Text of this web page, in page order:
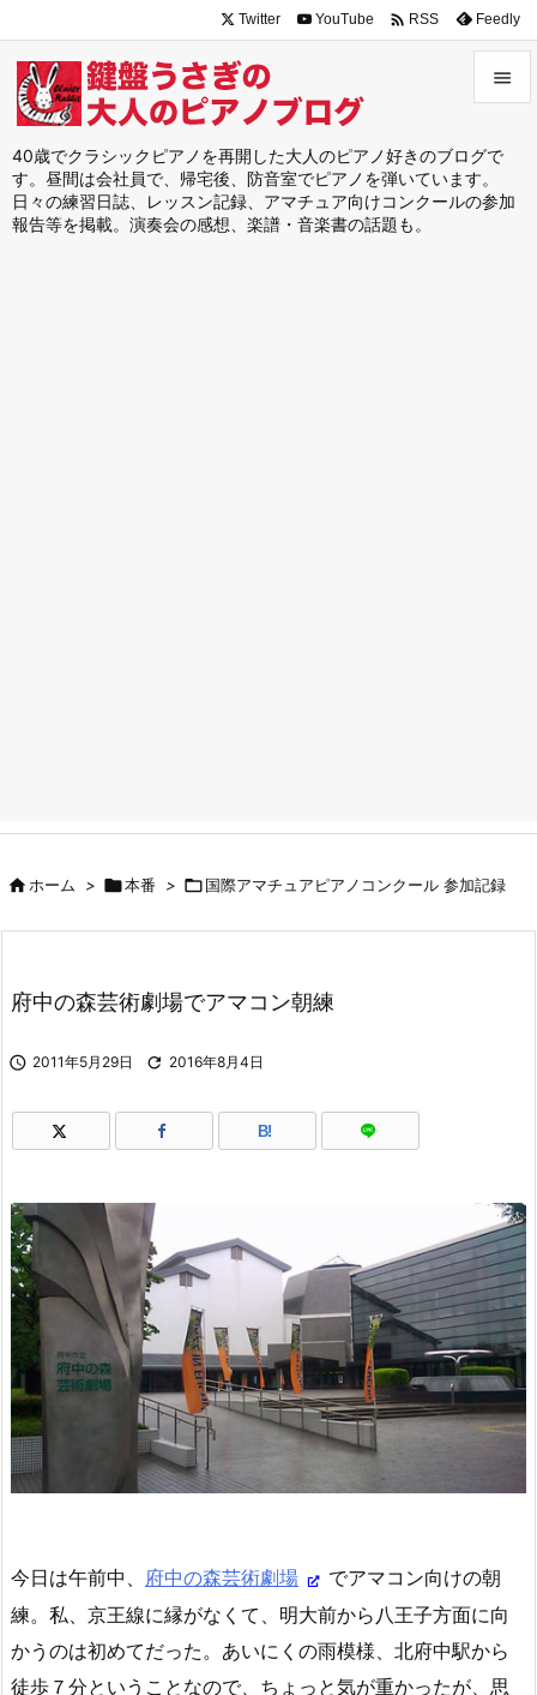
40歳でクラシックピアノを再開した大人のピアノ好きのブログで
す。昼間は会社員で、帰宅後、防音室でピアノを弾いています。
日々の練習日誌、レッスン記録、アマチュア向けコンクールの参加
報告等を掲載。演奏会の感想、楽譜・音楽書の話題も。

メニュ

サイド
Twitter YouTube  RSS Feedly
ホーム > 本番 > 国際アマチュアピアノコンクール 参加記録
府中の森芸術劇場でアマコン朝練
 2011年5月29日  2016年8月4日
B!
今日は午前中、 府中の森芸術劇場
でアマコン向けの朝
練。私、京王線に縁がなくて、明大前から八王子方面に向
かうのは初めてだった。あいにくの雨模様、北府中駅から
徒歩７分ということなので、ちょっと気が重かったが、思